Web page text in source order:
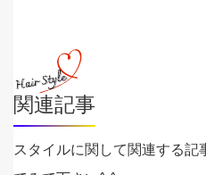
関連記事
スタイルに関して関連する記